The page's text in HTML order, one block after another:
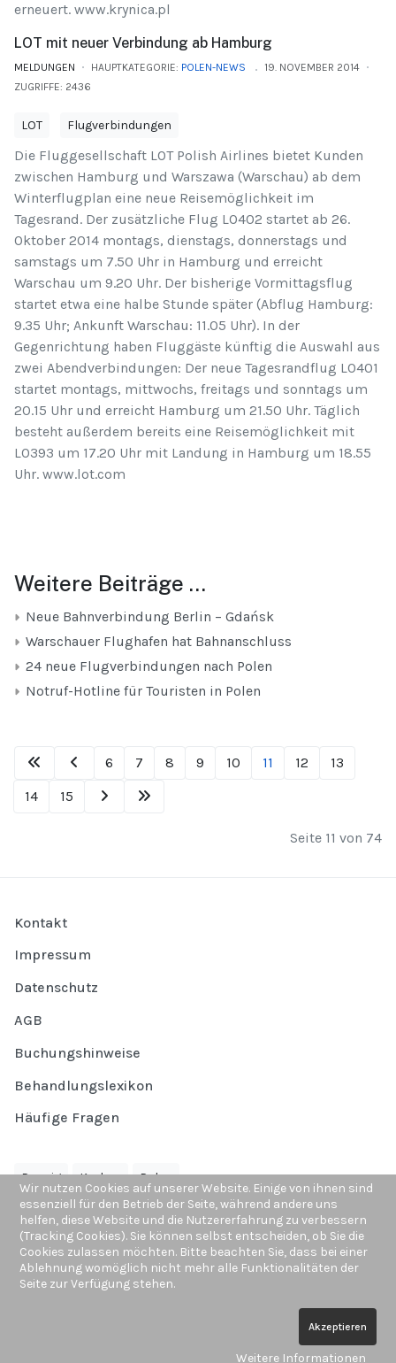
erneuert. www.krynica.pl
LOT mit neuer Verbindung ab Hamburg
MELDUNGEN HAUPTKATEGORIE: POLEN-NEWS
19. NOVEMBER 2014
ZUGRIFFE: 2436
LOT Flugverbindungen
Die Fluggesellschaft LOT Polish Airlines bietet Kunden
zwischen Hamburg und Warszawa (Warschau) ab dem
Winterflugplan eine neue Reisemöglichkeit im
Tagesrand. Der zusätzliche Flug LO402 startet ab 26.
Oktober 2014 montags, dienstags, donnerstags und
samstags um 7.50 Uhr in Hamburg und erreicht
Warschau um 9.20 Uhr. Der bisherige Vormittagsflug
startet etwa eine halbe Stunde später (Abflug Hamburg:
9.35 Uhr; Ankunft Warschau: 11.05 Uhr). In der
Gegenrichtung haben Fluggäste künftig die Auswahl aus
zwei Abendverbindungen: Der neue Tagesrandflug LO401
startet montags, mittwochs, freitags und sonntags um
20.15 Uhr und erreicht Hamburg um 21.50 Uhr. Täglich
besteht außerdem bereits eine Reisemöglichkeit mit
LO393 um 17.20 Uhr mit Landung in Hamburg um 18.55
Uhr. www.lot.com
Weitere Beiträge …
Neue Bahnverbindung Berlin – Gdańsk
Warschauer Flughafen hat Bahnanschluss
24 neue Flugverbindungen nach Polen
Notruf-Hotline für Touristen in Polen
6 7 8 9 10 11 12
13
14
15
Seite 11 von 74
Kontakt
Impressum
Datenschutz
AGB
Buchungshinweise
Behandlungslexikon
Häufige Fragen
Danzig Krakau Polen
Gdansk Festival
Schönes Polen
Wir nutzen Cookies auf unserer Website. Einige von ihnen sind
essenziell für den Betrieb der Seite, während andere uns
helfen, diese Website und die Nutzererfahrung zu verbessern
(Tracking Cookies). Sie können selbst entscheiden, ob Sie die
Cookies zulassen möchten. Bitte beachten Sie, dass bei einer
Ablehnung womöglich nicht mehr alle Funktionalitäten der
Seite zur Verfügung stehen.
Akzeptieren
Weitere Informationen